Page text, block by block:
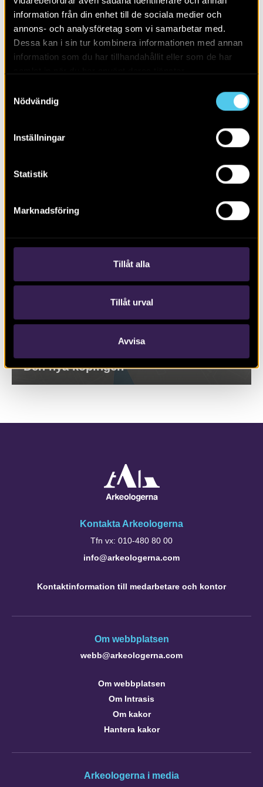
information från din enhet till de sociala medier och
annons- och analysföretag som vi samarbetar med.
Dessa kan i sin tur kombinera informationen med annan
information som du har tillhandahållit eller som de har
Nödvändig
Inställningar
Statistik
Marknadsföring
Tillåt alla
Tillåt urval
Avvisa
Rasbobygden i ett långtidsperspektiv
Den nya köpingen
Kontakta Arkeologerna
Tfn vx: 010-480 80 00
info@arkeologerna.com
Kontaktinformation till medarbetare och kontor
Om webbplatsen
webb@arkeologerna.com
Om webbplatsen
Om Intrasis
Om kakor
Hantera kakor
Arkeologerna i media